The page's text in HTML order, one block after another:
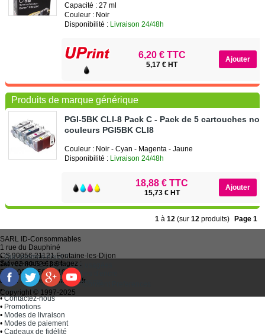
Capacité : 27 ml
Couleur : Noir
Disponibilité : Livraison 24/48h
6,20 € TTC
5,17 € HT
Produits de marque générique
PGI-5BK CLI-8 Pack C - Pack de 5 cartouches
couleurs PGI5BK CLI8
Couleur : Noir - Cyan - Magenta - Jaune
Disponibilité : Livraison 24/48h
18,88 € TTC
15,73 € HT
1 à12 (sur12 produits) Page 1
SARL ID-Consommables
1 rue du Dauphiné
CS 90056 21121Fontaine-les-Dijon
Tel :03 80 52 63 64
Fax :03 80 58 81 10
Email : idc@imprimantes.fr
•Qui sommes-nous ?
•Recycler ses cartouches usagées
• Bien choisir ses cartouches d'encre
•
Conditions générales de vente
•Plan du site
•Contactez-nous
• Promotions
• Modes de livraison
• Modes de paiement
• Cadeaux de fidélité
Suivez-nous et partagez :
Consent Preferences
Copyright © 1997-2025